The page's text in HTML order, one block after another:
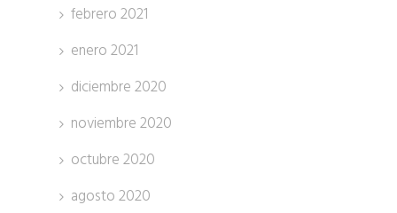
febrero 2021
enero 2021
diciembre 2020
noviembre 2020
octubre 2020
agosto 2020